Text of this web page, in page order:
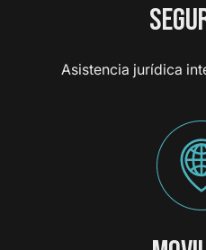
Asistencia jurídica